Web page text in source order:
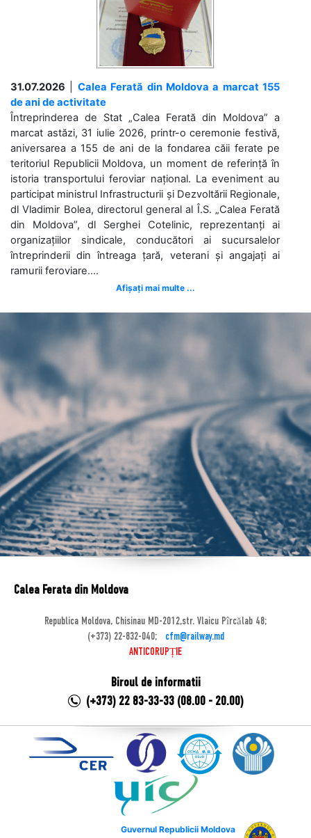
31.07.2026
Calea Ferată din Moldova a marcat 155
de ani de activitate
Întreprinderea de Stat „Calea Ferată din Moldova” a
marcat astăzi, 31 iulie 2026, printr-o ceremonie festivă,
aniversarea a 155 de ani de la fondarea căii ferate pe
teritoriul Republicii Moldova, un moment de referință în
istoria transportului feroviar național. La eveniment au
participat ministrul Infrastructurii și Dezvoltării Regionale,
dl Vladimir Bolea, directorul general al Î.S. „Calea Ferată
din Moldova”, dl Serghei Cotelinic, reprezentanți ai
organizațiilor sindicale, conducători ai sucursalelor
întreprinderii din întreaga țară, veterani și angajați ai
ramurii feroviare....
Afișați mai multe ...
Calea Ferata din Moldova
Republica Moldova, Chisinau MD-2012,str. Vlaicu Pîrcălab 48;
(+373) 22-832-040;
cfm@railway.md
ANTICORUPȚIE
Biroul de informatii
(+373) 22 83-33-33 (08.00 - 20.00)
Guvernul Republicii Moldova